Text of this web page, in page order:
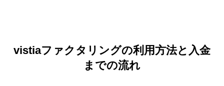
vistiaファクタリングの利用方法と入金
までの流れ